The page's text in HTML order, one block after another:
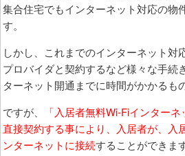
集合住宅でもインターネット対応の物
す。
しかし、これまでのインターネット対
プロバイダと契約するなど様々な手続
ターネット開通までに時間がかかるも
ですが、
「入居者無料Wi-Fiインター
直接契約する事により、入居者が、入
ンターネットに接続することができます